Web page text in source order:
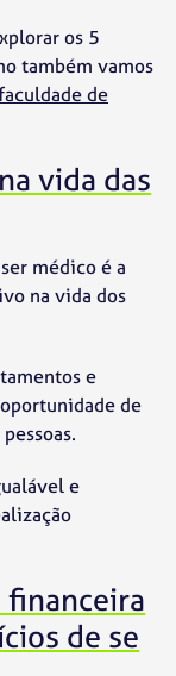
os 5
também vamos
de
vida das
médico é a
na vida dos
e
de
e
financeira
de se